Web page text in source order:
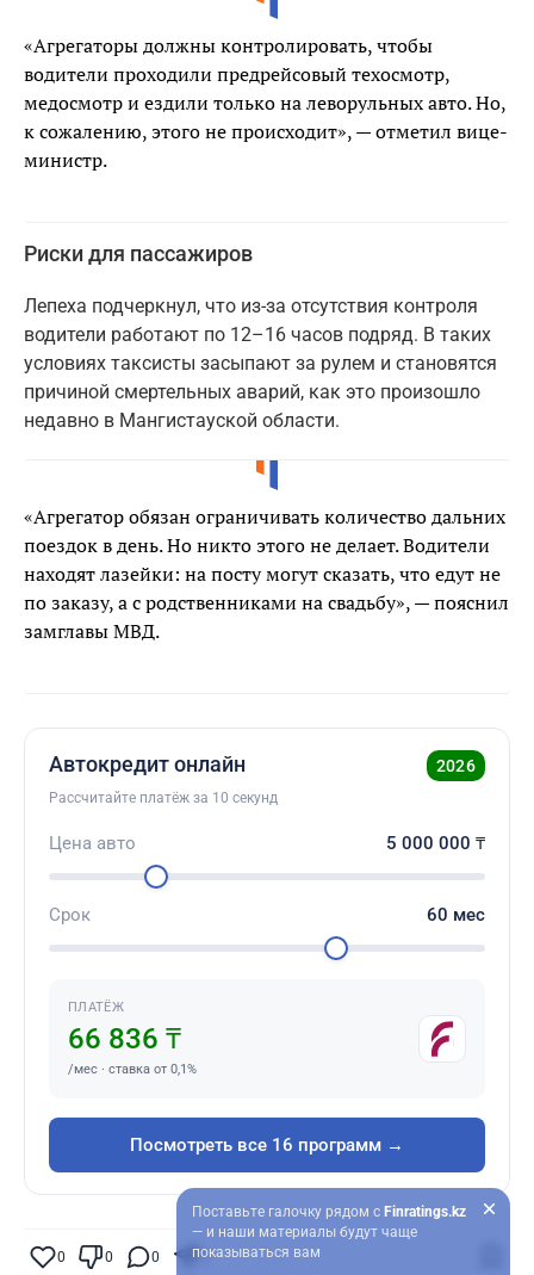
«Агрегаторы должны контролировать, чтобы
водители проходили предрейсовый техосмотр,
медосмотр и ездили только на леворульных авто. Но,
к сожалению, этого не происходит», — отметил вице-
министр.
Риски для пассажиров
Лепеха подчеркнул, что из-за отсутствия контроля
водители работают по 12–16 часов подряд. В таких
условиях таксисты засыпают за рулем и становятся
причиной смертельных аварий, как это произошло
недавно в Мангистауской области.
«Агрегатор обязан ограничивать количество дальних
поездок в день. Но никто этого не делает. Водители
находят лазейки: на посту могут сказать, что едут не
по заказу, а с родственниками на свадьбу», — пояснил
замглавы МВД.
Автокредит онлайн 2026
Рассчитайте платёж за 10 секунд
Цена авто 5 000 000 ₸
Срок 60 мес
ПЛАТЁЖ
66 836 ₸
/мес · ставка от 0,1%
Посмотреть все 16 программ →
0 0 0 0
Поставьте галочку рядом с Finratings.kz
— и наши материалы будут чаще
показываться вам